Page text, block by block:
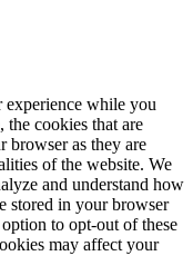
experience while you
the cookies that are
browser as they are
of the website. We
and understand how
stored in your browser
to opt-out of these
may affect your